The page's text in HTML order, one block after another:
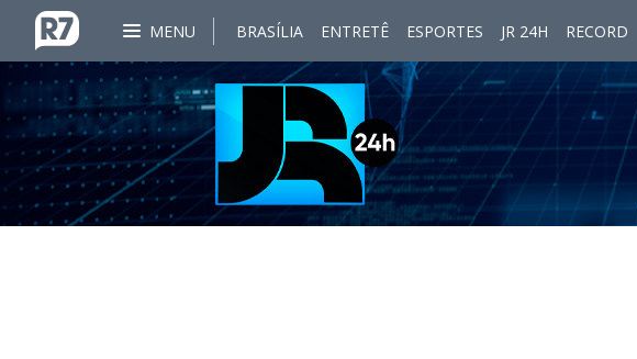
MENU BRASÍLIA ENTRETÊ ESPORTES JR 24H RECORD